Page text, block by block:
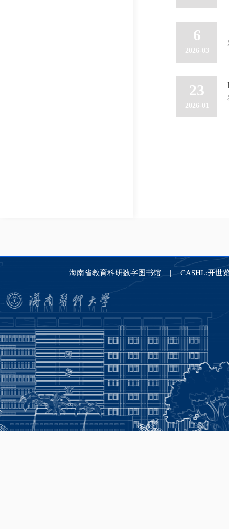
6
2026-03
23
2026-01
海南省教育科研数字图书馆 CASHL:开世